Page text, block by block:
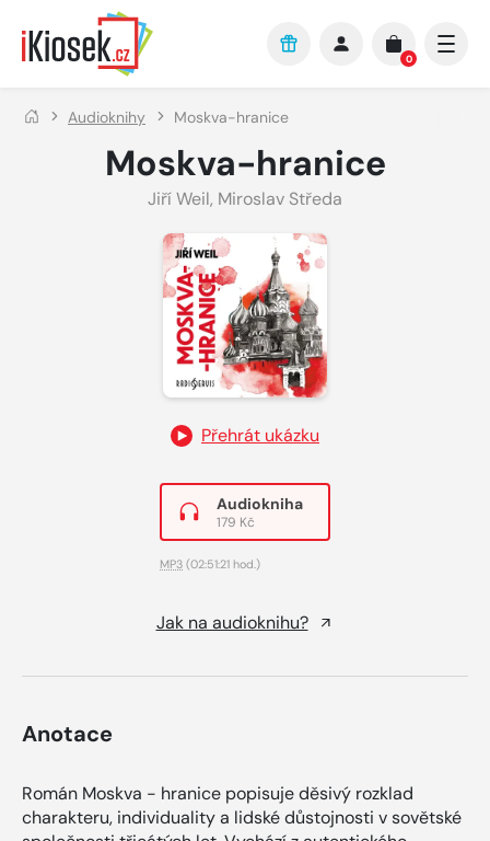
Přejít na hlavní obsah
0
Audioknihy Moskva-hranice
Moskva-hranice
Jiří Weil, Miroslav Středa
Přehrát ukázku
Audiokniha
179 Kč
MP3 (02:51:21 hod.)
Jak na audioknihu?
Anotace
Román Moskva - hranice popisuje děsivý rozklad
charakteru, individuality a lidské důstojnosti v sovětské